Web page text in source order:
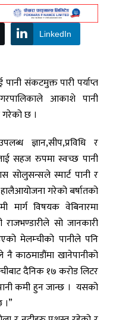
LinkedIn
संकटमुक्त पारी पर्याप्त
आकाशे पानी
छ ।
ज्ञान,सीप,प्रविधि र
सहज रुपमा स्वच्छ पानी
सोलुसन्सले स्मार्ट पानी र
गरेको बर्षातको
मार्ग विषयक वेबिनारमा
सो जानकारी
मेलम्चीको पानीले पनि
नै काठमाडौंमा खानेपानीको
दैनिक १७ करोड लिटर
कमी हुन जान्छ । यसको
।”